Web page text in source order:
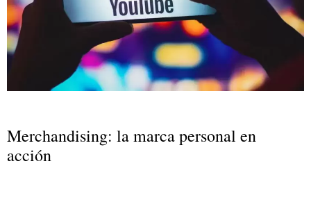
Merchandising: la marca personal en
acción